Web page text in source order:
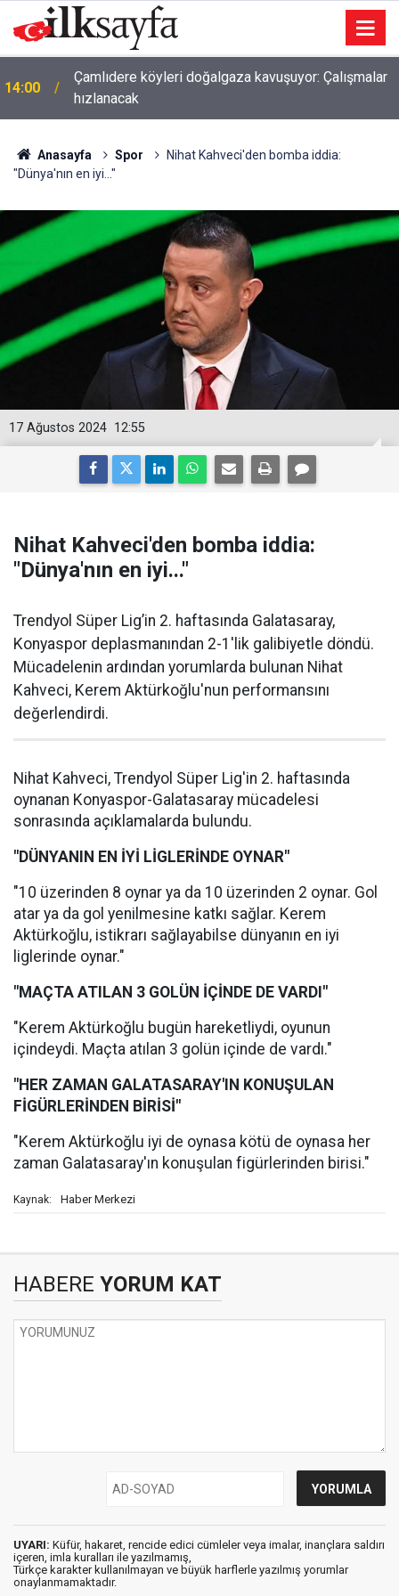
14:00
Çamlıdere köyleri doğalgaza kavuşuyor: Çalışmalar
hızlanacak
Anasayfa Spor
Nihat Kahveci'den bomba iddia:
"Dünya'nın en iyi..."
12:55
17 Ağustos 2024
Nihat Kahveci'den bomba iddia:
"Dünya'nın en iyi..."
Trendyol Süper Lig’in 2. haftasında Galatasaray,
Konyaspor deplasmanından 2-1'lik galibiyetle döndü.
Mücadelenin ardından yorumlarda bulunan Nihat
Kahveci, Kerem Aktürkoğlu'nun performansını
değerlendirdi.
Nihat Kahveci, Trendyol Süper Lig'in 2. haftasında
oynanan Konyaspor-Galatasaray mücadelesi
sonrasında açıklamalarda bulundu.
"DÜNYANIN EN İYİ LİGLERİNDE OYNAR"
"10 üzerinden 8 oynar ya da 10 üzerinden 2 oynar. Gol
atar ya da gol yenilmesine katkı sağlar. Kerem
Aktürkoğlu, istikrarı sağlayabilse dünyanın en iyi
liglerinde oynar."
"MAÇTA ATILAN 3 GOLÜN İÇİNDE DE VARDI"
"Kerem Aktürkoğlu bugün hareketliydi, oyunun
içindeydi. Maçta atılan 3 golün içinde de vardı."
"HER ZAMAN GALATASARAY'IN KONUŞULAN
FİGÜRLERİNDEN BİRİSİ"
"Kerem Aktürkoğlu iyi de oynasa kötü de oynasa her
zaman Galatasaray'ın konuşulan figürlerinden birisi."
Kaynak: Haber Merkezi
HABERE YORUM KAT
UYARI: Küfür, hakaret, rencide edici cümleler veya imalar, inançlara saldırı
içeren, imla kuralları ile yazılmamış,
Türkçe karakter kullanılmayan ve büyük harflerle yazılmış yorumlar
onaylanmamaktadır.